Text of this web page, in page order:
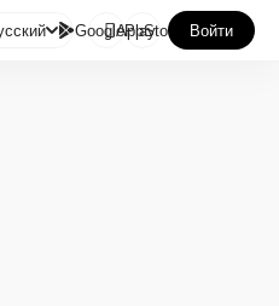
GooglePlay
AppStore Войти